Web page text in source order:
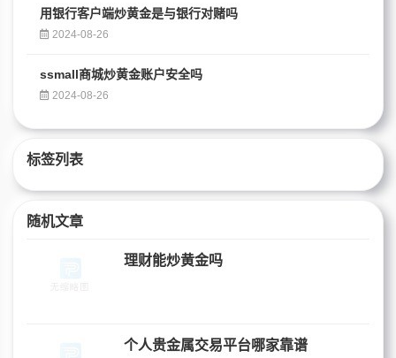
用银行客户端炒黄金是与银行对赌吗
2024-08-26
ssmall商城炒黄金账户安全吗
2024-08-26
标签列表
随机文章
理财能炒黄金吗
个人贵金属交易平台哪家靠谱